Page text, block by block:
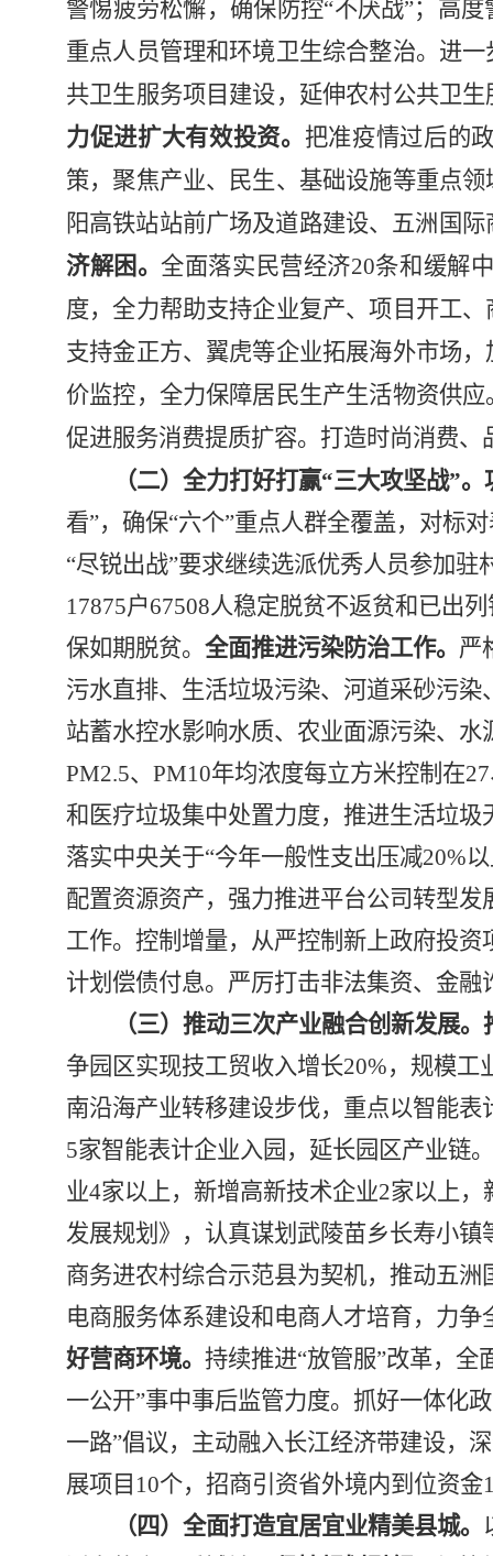
警惕疲劳松懈，确保防控“不厌战”；高
重点人员管理和环境卫生综合整治。进一
共卫生服务项目建设，延伸农村公共卫
力促进扩大有效投资。 把准疫情过后的
策，聚焦产业、民生、基础设施等重点领
阳高铁站站前广场及道路建设、五洲国际
济解困。全面落实民营经济20条和缓解
度，全力帮助支持企业复产、项目开工
支持金正方、翼虎等企业拓展海外市场
价监控，全力保障居民生产生活物资供
促进服务消费提质扩容。打造时尚消费
（二）全力打好打赢“三大攻坚战”。
看”，确保“六个”重点人群全覆盖，对标
“尽锐出战”要求继续选派优秀人员参加驻
17875户67508人稳定脱贫不返贫和已出
保如期脱贫。 全面推进污染防治工作。 严
污水直排、生活垃圾污染、河道采砂污
站蓄水控水影响水质、农业面源污染、水
PM2.5、 PM10年均浓度每立方米控制在27
和医疗垃圾集中处置力度，推进生活垃
落实中央关于“今年一般性支出压减20%
配置资源资产，强力推进平台公司转型
工作。控制增量，从严控制新上政府投
计划偿债付息。严厉打击非法集资、金
（三）推动三次产业融合创新发展。
争园区实现技工贸收入增长20%，规模工
南沿海产业转移建设步伐，重点以智能
5家智能表计企业入园，延长园区产业链。
业4家以上，新增高新技术企业2家以上，
发展规划》，认真谋划武陵苗乡长寿小
商务进农村综合示范县为契机，推动五
电商服务体系建设和电商人才培育，力争
好营商环境。 持续推进“放管服”改革，全
一公开”事中事后监管力度。抓好一体化
一路”倡议 ，主动融入长江经济带建设，
展项目 10个，招商引资省外境内到位资金
（四）全面打造宜居宜业精美县城。